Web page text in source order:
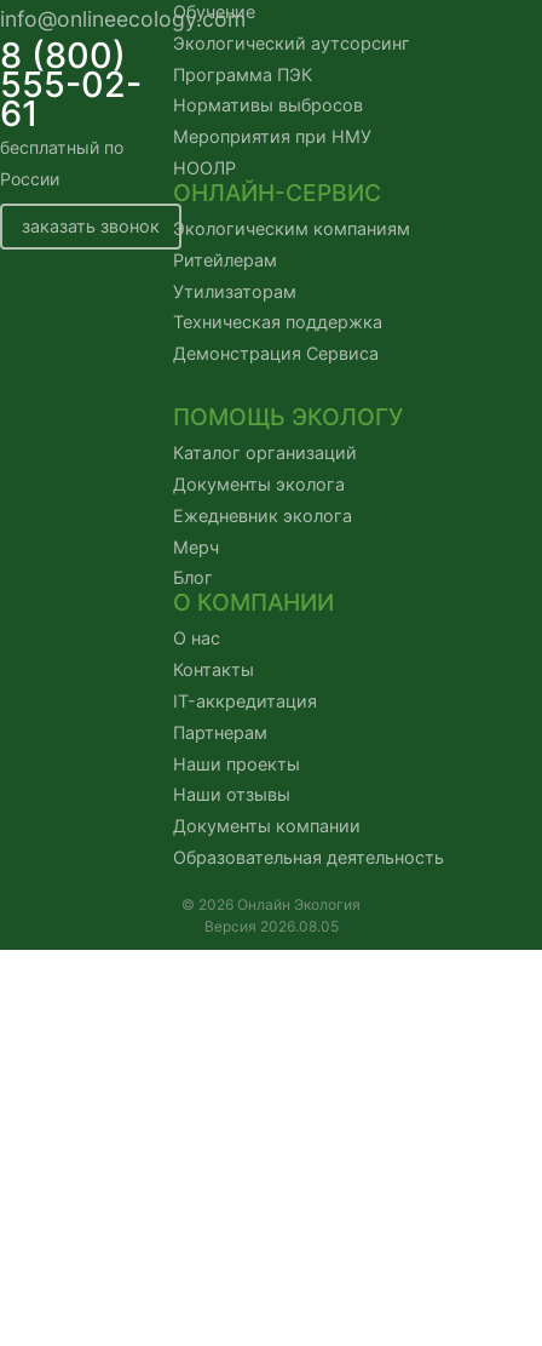
info@onlineecology.com
8 (800)
555-02-
61
бесплатный по
России
заказать звонок
Обучение
Экологический аутсорсинг
Программа ПЭК
Нормативы выбросов
Мероприятия при НМУ
НООЛР
ОНЛАЙН-СЕРВИС
Экологическим компаниям
Ритейлерам
Утилизаторам
Техническая поддержка
Демонстрация Сервиса
ПОМОЩЬ ЭКОЛОГУ
Каталог организаций
Документы эколога
Ежедневник эколога
Мерч
Блог
О КОМПАНИИ
О нас
Контакты
IT-аккредитация
Партнерам
Наши проекты
Наши отзывы
Документы компании
Образовательная деятельность
© 2026 Онлайн Экология
Версия 2026.08.05